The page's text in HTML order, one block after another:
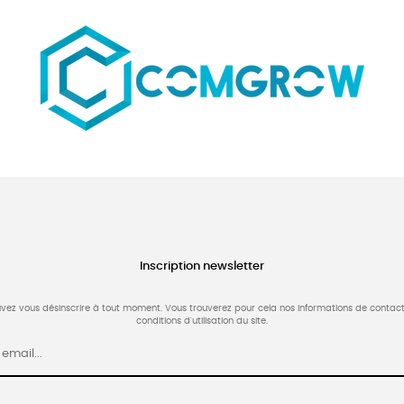
Inscription newsletter
vous désinscrire à tout moment. Vous trouverez pour cela nos informations de
conditions d'utilisation du site.